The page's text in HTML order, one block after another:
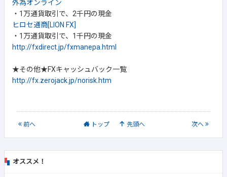
外為オンライン
・1万通貨取引で、2千円の現金
ヒロセ通商[LION FX]
・1万通貨取引で、1千円の現金
http://fxdirect.jp/fxmanepa.html
★その他★FXキャッシュバック一覧
http://fx.zerojack.jp/norisk.htm
前へ トップ 先頭へ 次へ
オススメ！